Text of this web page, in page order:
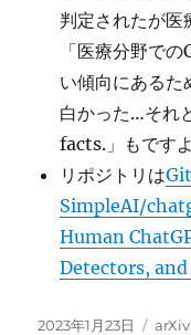
判定されたが医
「医療分野で
い傾向にあるた
白かった…それ
facts.」もです
リポジトリは
SimpleAI/
Human
Detectors,
投
2023年1月23日
カ
arXiv